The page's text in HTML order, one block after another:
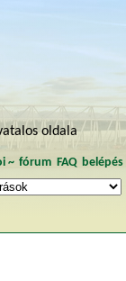
oldala
~ fórum FAQ belépés